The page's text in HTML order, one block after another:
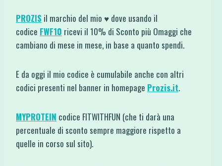
PROZIS il marchio del mio ♥ dove usando il
codice FWF10 ricevi il 10% di Sconto più Omaggi che
cambiano di mese in mese, in base a quanto spendi.
E da oggi il mio codice è cumulabile anche con altri
codici presenti nel banner in homepage Prozis.it.
MYPROTEIN codice FITWITHFUN (che ti darà una
percentuale di sconto sempre maggiore rispetto a
quelle in corso sul sito).